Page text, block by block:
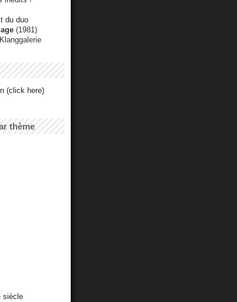
du duo
(1981)
(click here)
thème
siècle